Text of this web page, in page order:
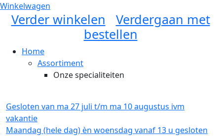
Winkelwagen
Verder winkelen
Verdergaan met
bestellen
Home
Assortiment
Onze specialiteiten
Gesloten van ma 27 juli t/m ma 10 augustus ivm
vakantie
Maandag (hele dag) èn woensdag vanaf 13 u gesloten